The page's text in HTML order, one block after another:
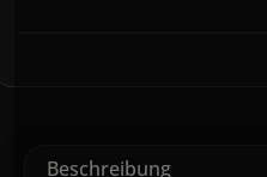
Beschreibung